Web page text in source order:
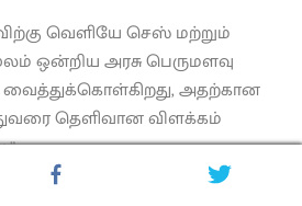
வெளியே செஸ் மற்றும்
ஒன்றிய அரசு பெருமளவு
அதற்கான
தெளிவான விளக்கம்